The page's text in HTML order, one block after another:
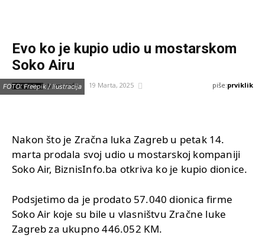
Evo ko je kupio udio u mostarskom
Soko Airu
IZVOR: biznisinfo 19 Marta, 2025 piše:prviklik
FOTO: Freepik / Ilustracija
Nakon što je Zračna luka Zagreb u petak 14.
marta prodala svoj udio u mostarskoj kompaniji
Soko Air, BiznisInfo.ba otkriva ko je kupio dionice.
Podsjetimo da je prodato 57.040 dionica firme
Soko Air koje su bile u vlasništvu Zračne luke
Zagreb za ukupno 446.052 KM.